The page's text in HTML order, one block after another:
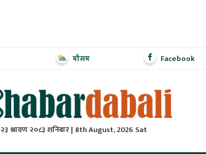
मौसम Facebook
२३ श्रावण २०८३ शनिबार | 8th August, 2026 Sat